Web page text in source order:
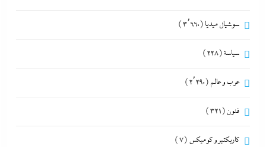
سوشيال ميديا (3٬660)
سياسة(228)
عرب و عالم (2٬290)
فنون (321)
كاريكتير و كوميكس (7)